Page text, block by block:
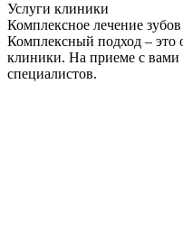
Услуги клиники
Комплексное лечение зубов
Комплексный подход – это
клиники. На приеме с вами
специалистов.